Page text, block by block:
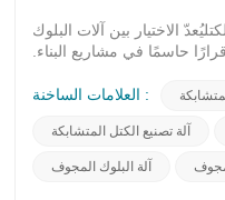
الاختيار بين آلات البلوك
حاسمًا في مشاريع البناء.
بتصميمها المبتكر، الذي
الثبات والمتانة. تُنشئ آلية
يقلل الحاجة إلى تسليح إضافي
آلات البلوك القياسية كتلًا
العلامات الساخنة :
آلة تصنيع الكتل المتشابكة
آلة البلوك المجوف